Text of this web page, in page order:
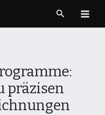
Suche
präzisen